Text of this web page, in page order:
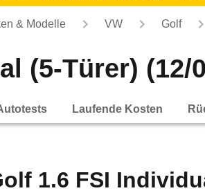
& Modelle VW Golf
(5-Türer) (12/
Laufende Kosten
1.6 FSI